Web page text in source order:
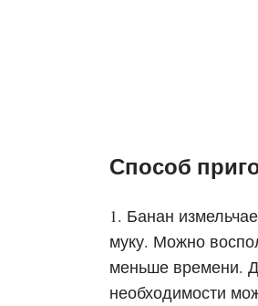
Способ
1. Банан
муку. Можно
меньше времени.
необходимости